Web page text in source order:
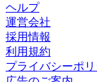
ヘルプ
運営会社
採用情報
利用規約
プライバシーポ